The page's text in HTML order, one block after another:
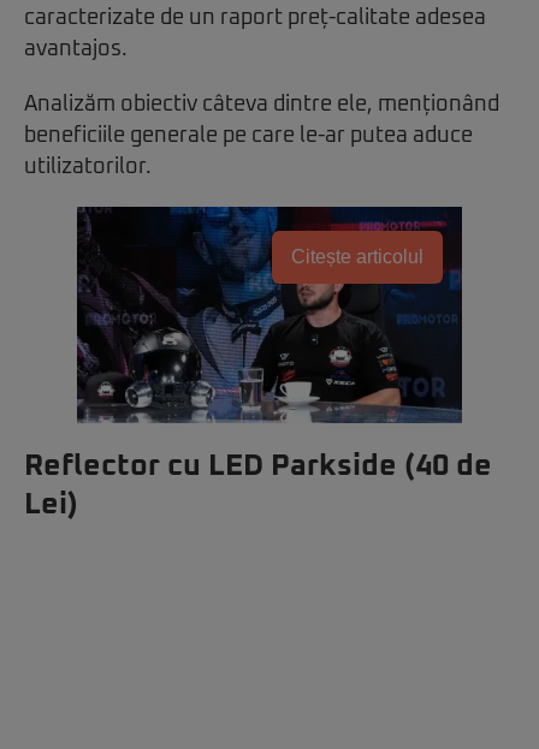
caracterizate de un raport preț-calitate adesea
avantajos.
Analizăm obiectiv câteva dintre ele, menționând
beneficiile generale pe care le-ar putea aduce
utilizatorilor.
Citește articolul
Reflector cu LED Parkside (40 de
Lei)